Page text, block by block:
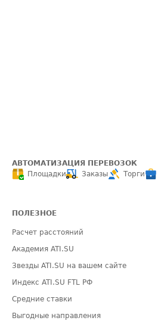
АВТОМАТИЗАЦИЯ ПЕРЕВОЗОК
Площадки
Заказы Торги
ПОЛЕЗНОЕ
Расчет расстояний
Академия ATI.SU
Звезды ATI.SU на вашем сайте
Индекс ATI.SU FTL РФ
Средние ставки
Выгодные направления